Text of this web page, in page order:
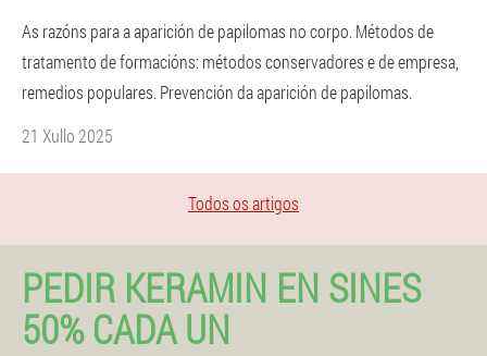
As razóns para a aparición de papilomas no corpo. Métodos de
tratamento de formacións: métodos conservadores e de empresa,
remedios populares. Prevención da aparición de papilomas.
21 Xullo 2025
Todos os artigos
PEDIR KERAMIN EN SINES
50% CADA UN